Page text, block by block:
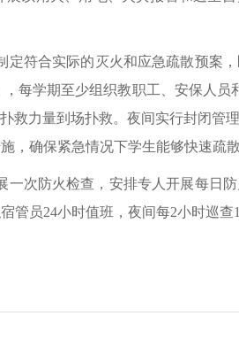
符合实际的灭火和应急疏散预案
每学期至少组织教职工、安保人
救力量到场扑救。夜间实行封闭
，确保紧急情况下学生能够快速疏散
次防火检查，安排专人开展每日
员24小时值班，夜间每2小时巡查1